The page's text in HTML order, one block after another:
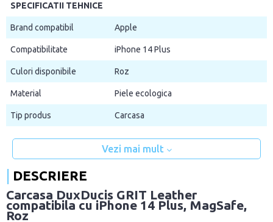
SPECIFICATII TEHNICE
Brand compatibil Apple
Compatibilitate iPhone 14 Plus
Culori disponibile Roz
Material Piele ecologica
Tip produs Carcasa
Vezi mai mult
DESCRIERE
Carcasa DuxDucis GRIT Leather
compatibila cu iPhone 14 Plus, MagSafe,
Roz